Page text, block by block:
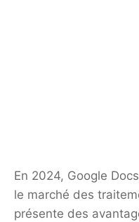
En 2024, Google
le marché des
présente des